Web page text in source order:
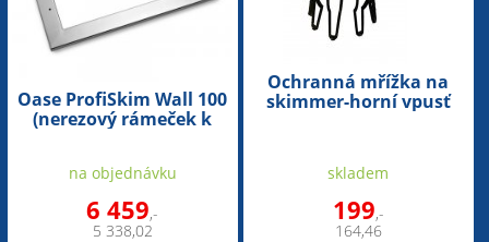
Oase ProfiSkim Wall 100
(nerezový rámeček k
na objednávku
6 459,-
5 338,02
Ochranná mřížka na
skimmer-horní vpusť
skladem
199,-
164,46